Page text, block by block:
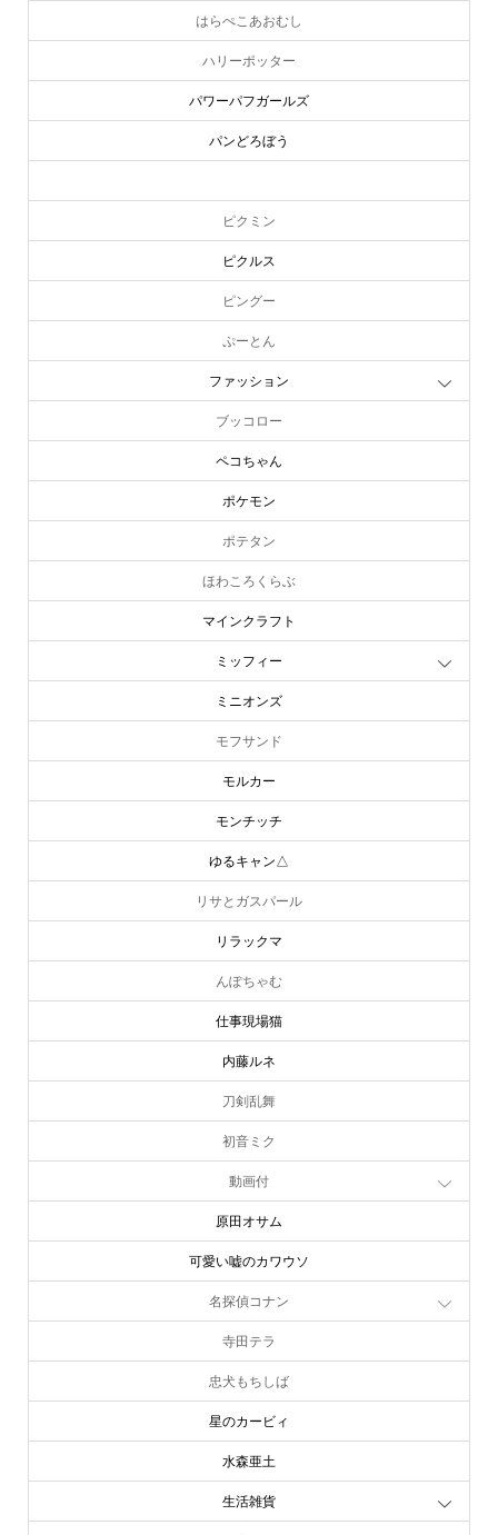
はらぺこあおむし
ハリーポッター
パワーパフガールズ
パンどろぼう
ピクミン
ピクルス
ピングー
ぷーとん
ファッション
ブッコロー
ペコちゃん
ポケモン
ポテタン
ほわころくらぶ
マインクラフト
ミッフィー
ミニオンズ
モフサンド
モルカー
モンチッチ
ゆるキャン△
リサとガスパール
リラックマ
んぽちゃむ
仕事現場猫
内藤ルネ
刀剣乱舞
初音ミク
動画付
原田オサム
可愛い嘘のカワウソ
名探偵コナン
寺田テラ
忠犬もちしば
星のカービィ
水森亜土
生活雑貨